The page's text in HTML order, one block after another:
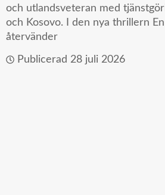
och utlandsveteran med
och Kosovo. I den nya thrillern
återvänder
Publicerad 28 juli 2026